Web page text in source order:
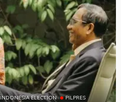
INDONESIA ELECTION PILPRES